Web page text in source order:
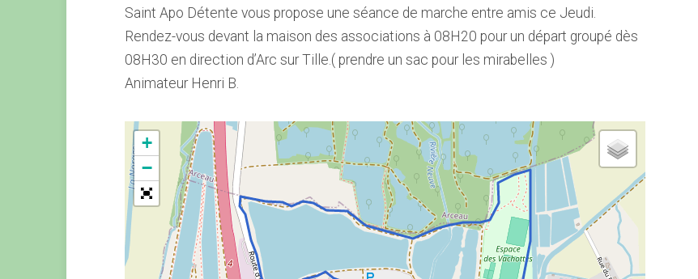
Saint Apo Détente vous propose une séance de marche entre amis ce Jeudi.
Rendez-vous devant la maison des associations à 08H20 pour un départ groupé dès
08H30 en direction d’Arc sur Tille.( prendre un sac pour les mirabelles )
Animateur Henri B.
+
−